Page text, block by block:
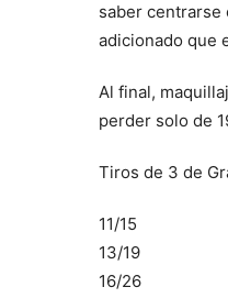
saber centrarse
adicionado que
Al final,
perder solo de
Tiros de 3 de
11/15
13/19
16/26